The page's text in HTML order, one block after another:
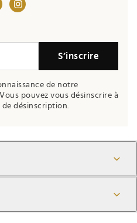
S’inscrire
de notre
Vous pouvez vous désinscrire à
désinscription.